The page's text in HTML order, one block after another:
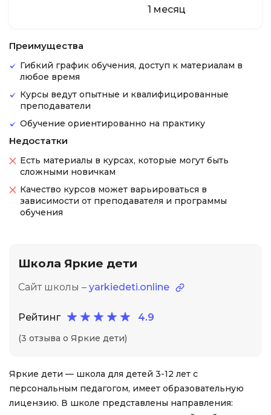
1 месяц
Преимущества
Гибкий график обучения, доступ к материалам в
любое время
Курсы ведут опытные и квалифицированные
преподаватели
Обучение ориентированно на практику
Недостатки
Есть материалы в курсах, которые могут быть
сложными новичкам
Качество курсов может варьироваться в
зависимости от преподавателя и программы
обучения
Школа Яркие дети
Сайт школы – yarkiedeti.online
Рейтинг 4.9
(3 отзыва о Яркие дети)
Яркие дети — школа для детей 3-12 лет с
персональным педагогом, имеет образовательную
лицензию. В школе представлены направления: